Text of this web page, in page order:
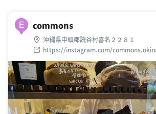
E commons
沖縄県中頭郡読谷村喜名２２８１
https://instagram.com/